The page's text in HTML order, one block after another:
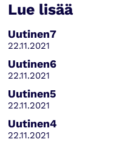
Lue lisää
Uutinen7
22.11.2021
Uutinen6
22.11.2021
Uutinen5
22.11.2021
Uutinen4
22.11.2021